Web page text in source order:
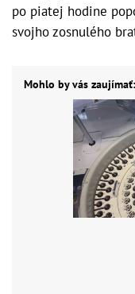
po piatej hodine
svojho zosnulého
Mohlo by vás zaujímať: